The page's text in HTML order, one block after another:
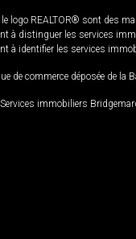
le logo REALTOR® sont des
à distinguer les services
à identifier les services
de commerce déposée de la
immobiliers